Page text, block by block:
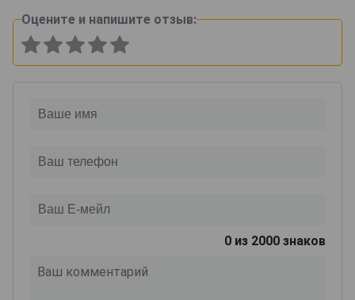
Оцените и напишите отзыв:
0 из 2000 знаков